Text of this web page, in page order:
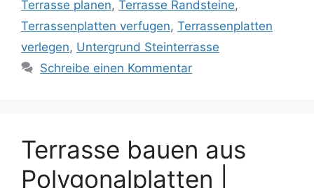
Terrasse planen, Terrasse Randsteine,
Terrassenplatten verfugen, Terrassenplatten
verlegen, Untergrund Steinterrasse
Schreibe einen Kommentar
Terrasse bauen aus
Polygonalplatten |